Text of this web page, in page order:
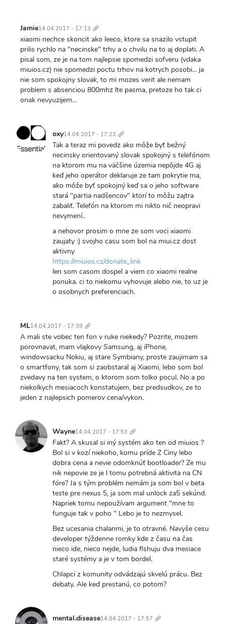
Jamie14.04.2017 - 17:13 odkaz
xiaomi nechce skoncit ako leeco, ktore sa snazilo vstupit
prilis rychlo na "necinske" trhy a o chvilu na to aj doplati. A
pisal som, ze je na tom najlepsie spomedzi sofveru (vdaka
miuios.cz) nie spomedzi poctu trhov na kotrych posobi... ja
nie som spokojny slovak, to mi mozes verit ale nemam
problem s absenciou 800mhz lte pasma, pretoze ho tak ci
onak nevyuzijem...
oxy14.04.2017 - 17:23 odkaz
Tak a teraz mi povedz ako môže byť bežný
necinsky orientovaný slovak spokojný s telefónom
na ktorom mu na väčšine územia nepôjde 4G aj
keď jeho operátor deklaruje ze tam pokrytie ma,
ako môže byť spokojný keď sa o jeho software
stará "partia nadšencov" ktorí to môžu zajtra
zabaliť. Telefón na ktorom mi nikto nič neopravi
nevymení..
a nehovor prosim o mne ze som voci xiaomi
zaujaty :) svojho casu som bol na miui.cz dost
aktivny
https://miuios.cz/donate_link
len som casom dospel a viem co xiaomi realne
ponuka. ci to niekomu vyhovuje alebo nie, to uz je
o osobnych preferenciach.
ML14.04.2017 - 17:39 odkaz
A mali ste vobec ten fon v ruke niekedy? Pozrite, mozem
porovnavat, mam vlajkovy Samsung, aj iPhone,
windowsacku Nokiu, aj stare Symbiany, proste zaujimam sa
o smartfony, tak som si zaobstaral aj Xiaomi, lebo som bol
zvedavy na ten system, o ktorom som tolko pocul. No a po
niekolkych mesiacoch konstatujem, bez predsudkov, ze to
jeden z najlepsich pomerov cena/vykon.
Wayne14.04.2017 - 17:53 odkaz
Fakt? A skusal si iný systém ako ten od miuios ?
Bol si v kozí niekoho, komu príde Z Ciny lebo
dobra cena a nevie odomknúť bootloader? Ze mu
nik nepovie ze je l tomu potrebná aktivita na CN
fóre? Ja s tým problém nemám ja som bol v beta
teste pre nexus 5, ja som mal unlock za5 sekúnd.
Napriek tomu nepoužívam argument "mne to
funguje tak v poho " Lebo je to nezmysel.
Bez ucesania chalanmi, je to otravné. Navyše cesu
developer týždenne romky kde z času na čas
nieco ide, nieco nejde, ludia flshuju dva mesiace
staré systémy a je v tom bordel.
Chlapci z komunity odvádzajú skvelú prácu. Bez
debaty. Ale keď prestanú, co potom?
mental.disease14.04.2017 - 17:57 odkaz